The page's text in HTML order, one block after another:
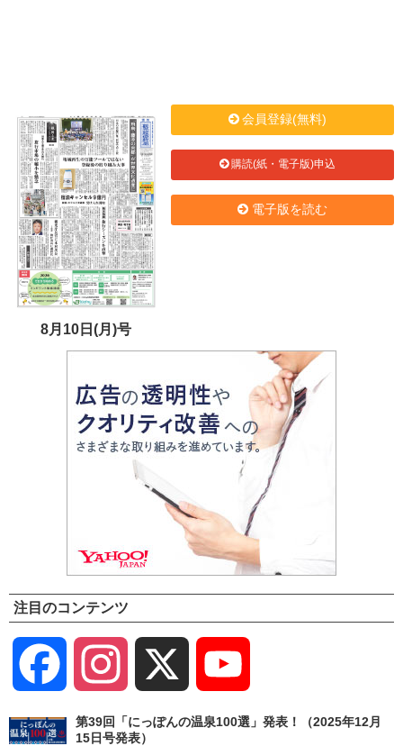
8月10日(月)号
会員登録(無料)
購読(紙・電子版)申込
電子版を読む
注目のコンテンツ
Facebook Instagram
Channel
第39回「にっぽんの温泉100選」発表！（2025年12月
15日号発表）